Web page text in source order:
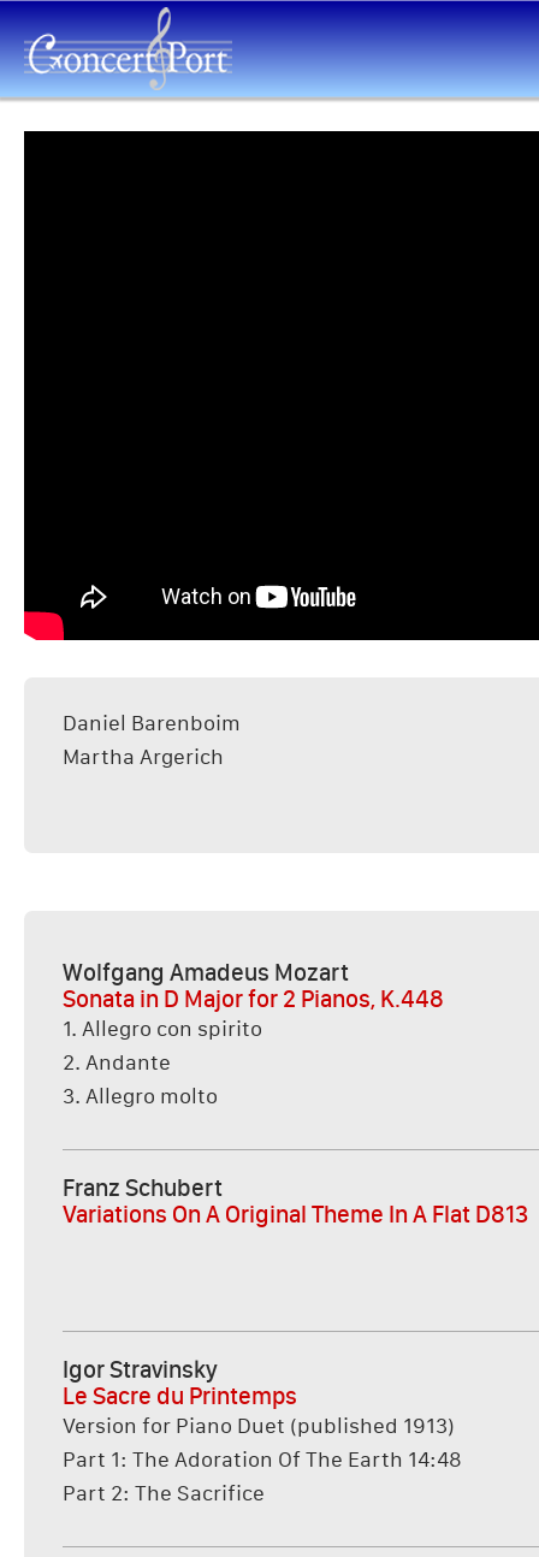
Daniel Barenboim
Martha Argerich
Wolfgang Amadeus Mozart
Sonata in D Major for 2 Pianos, K.448
1. Allegro con spirito
2. Andante
3. Allegro molto
Franz Schubert
Variations On A Original Theme In A Flat D813
Igor Stravinsky
Le Sacre du Printemps
Version for Piano Duet (published 1913)
Part 1: The Adoration Of The Earth 14:48
Part 2: The Sacrifice